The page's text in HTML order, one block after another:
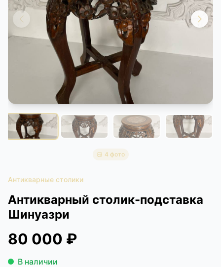
КУРСЫ ПО РЕСТАВРАЦИИ
КОНТАКТЫ
ДОСТАВКА И ОПЛАТА
4 фото
Антикварные столики
Антикварный столик-подставка
Шинуазри
80 000 ₽
В наличии